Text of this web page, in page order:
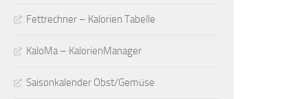
Fettrechner – Kalorien Tabelle
KaloMa – KalorienManager
Saisonkalender Obst/Gemüse